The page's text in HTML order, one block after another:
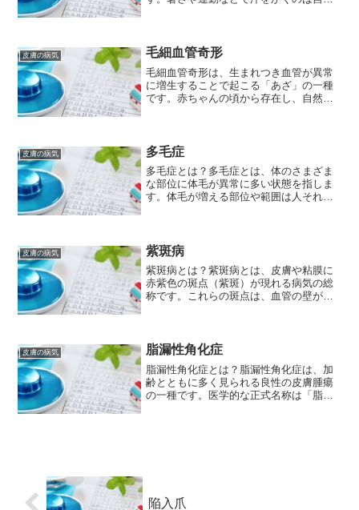
ます。多汗症の原因多汗症の...
皮膚の病気 毛細血管奇形
毛細血管奇形は、生まれつき血管が異常
に増生することで起こる「あざ」の一種
です。赤ちゃんの頃から存在し、自然に
について詳しく解説します...
皮膚の病気 多毛症
多毛症とは？多毛症とは、体のさまざま
な部位に体毛が異常に多い状態を指しま
す。体毛が増える部位や範囲は人それぞ
男性ホルモン（アンドロ...
皮膚の病気 紫斑病
紫斑病とは？紫斑病とは、皮膚や粘膜に
赤紫色の斑点（紫斑）が現れる病気の総
称です。これらの斑点は、血管の壁が弱
原因紫斑病の原因は多岐にわ...
皮膚の病気 脂漏性角化症
脂漏性角化症とは？脂漏性角化症は、加
齢とともに多く見られる良性の皮膚腫瘍
の一種です。医学的な正式名称は「脂漏
陥入爪